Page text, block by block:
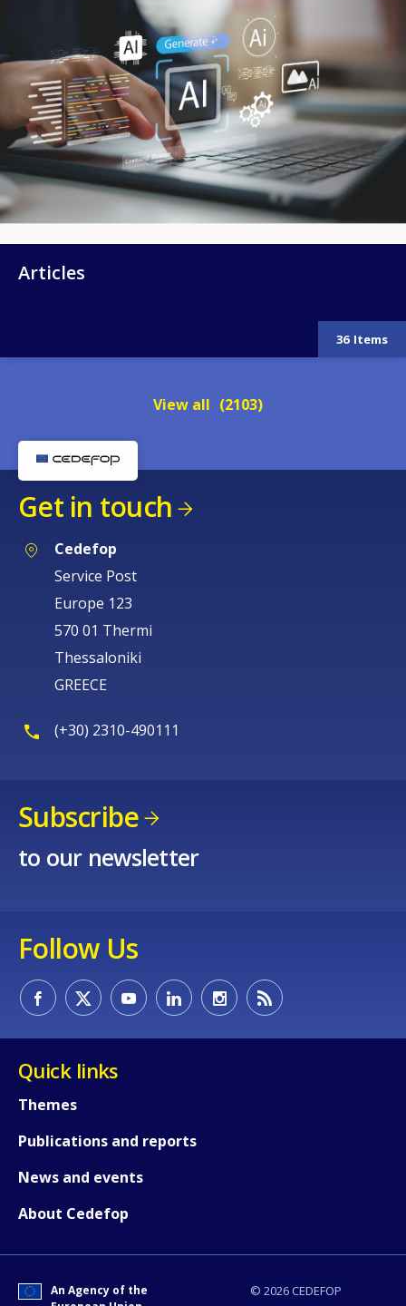
36 Items
Articles
View all (2103)
Get in touch
Cedefop
Service Post
Europe 123
570 01 Thermi
Thessaloniki
GREECE
(+30) 2310-490111
Subscribe
to our newsletter
Follow Us
Quick links
Themes
Publications and reports
News and events
About Cedefop
© 2026 CEDEFOP
An Agency of the
How would you rate the content on
page?
E-mail (optional)